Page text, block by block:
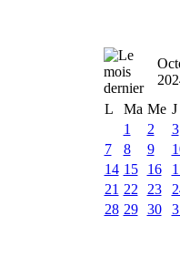
L
Ma Me J
1
2 3
7
8 9
14 15 16
21 22 23
28 29 30